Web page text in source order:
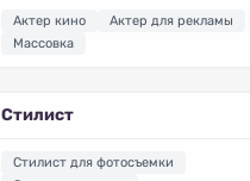
Актер кино
Актер для рекламы
Массовка
Стилист
Стилист для фотосъемки